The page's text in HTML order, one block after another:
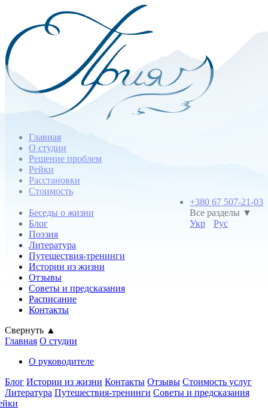
Главная
О студии
Решение проблем
Рейки
Расстановки
Стоимость
+380 67 507-21-03
Все разделы ▼
Укр
Рус
Беседы о жизни
Блог
Поэзия
Литература
Путешествия-тренинги
Истории из жизни
Отзывы
Советы и предсказания
Расписание
Контакты
Свернуть ▲
Главная О студии
О руководителе
Блог Истории из жизни Контакты Отзывы Стоимость услуг
Литература Путешествия-тренинги Советы и предсказания